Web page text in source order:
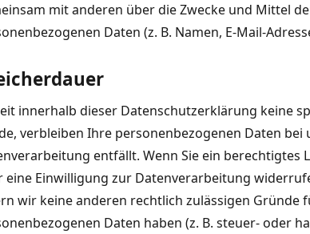
mit anderen über die Zwecke und Mittel
Daten (z. B. Namen, E-Mail-
innerhalb dieser Datenschutzerklärung keine
verbleiben Ihre personenbezogenen Daten bei
entfällt. Wenn Sie ein berechtigtes
eine Einwilligung zur Datenverarbeitung
wir keine anderen rechtlich zulässigen Gründe
Daten haben (z. B. steuer- oder